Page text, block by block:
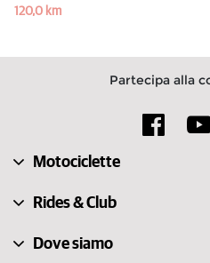
120,0 km
Partecipa alla
Motociclette
Rides & Club
Dove siamo